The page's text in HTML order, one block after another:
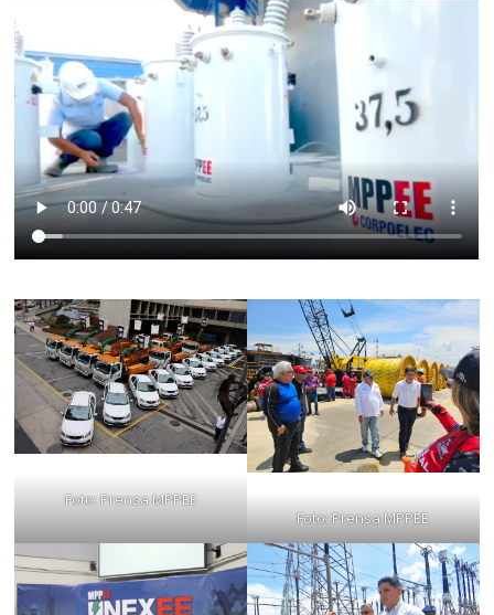
Foto: Prensa MPPEE
Foto: Prensa MPPEE